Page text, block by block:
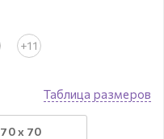
+11
Таблица размеров
70 х 70